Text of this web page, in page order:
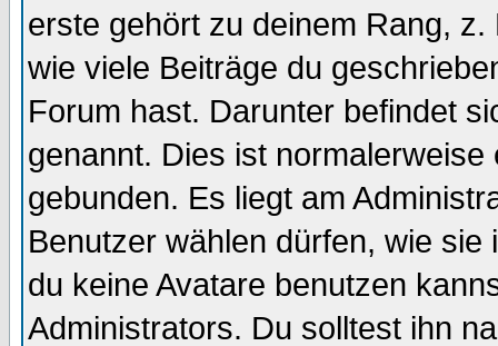
erste gehört zu deinem Rang,
wie viele Beiträge du
Forum hast. Darunter befindet
genannt. Dies ist
gebunden. Es liegt am
Benutzer wählen dürfen, wie
du keine Avatare benutzen
Administrators. Du solltest ihn